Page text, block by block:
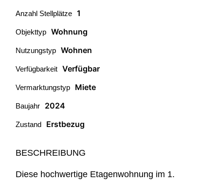
Anzahl Stellplätze 1
Objekttyp Wohnung
Nutzungstyp Wohnen
Verfügbarkeit Verfügbar
Vermarktungstyp Miete
Baujahr 2024
Zustand Erstbezug
BESCHREIBUNG
Diese hochwertige Etagenwohnung im 1.